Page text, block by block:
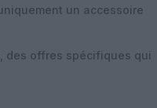
un accessoire
des offres spécifiques qui